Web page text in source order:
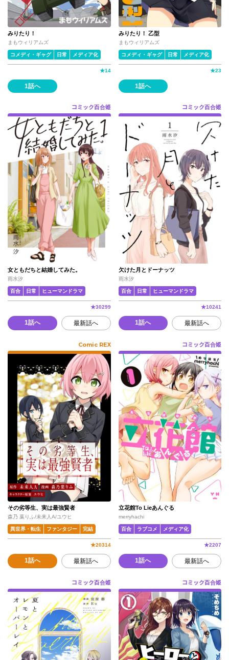
みりたり！
まもウィリアムズ
コメディ・ギャグ 日常 メディア化
★14
1話へ
みりたり！ 乙型
まもウィリアムズ
コメディ・ギャグ 日常 メディア化
★23
1話へ
コミック百合姫
女ともだちと結婚してみた。
雨水汐
百合 日常 ヒューマンドラマ
★30299
1話へ 最新話へ
コミック百合姫
欠けた月とドーナッツ
雨水汐
百合 日常 ヒューマンドラマ
★10241
1話へ 最新話へ
Comic REX
その劣等生、実は最強賢者
森乃 葉りふ/未来人A/ユウヒ
異世界・転生 ファンタジー 完結
★20314
1話へ 最新話へ
コミック百合姫
立花館To Lieあんぐる
merryhachi
百合 ラブコメ メディア化
★2207
1話へ 最新話へ
コミック百合姫 コミック百合姫